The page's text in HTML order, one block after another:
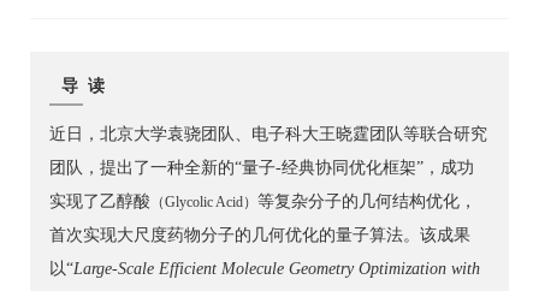
导 读
近日，北京大学袁骁团队、电子科大王晓霆团队等联合研究
团队，提出了一种全新的“量子-经典协同优化框架”，成功
实现了乙醇酸 （Glycolic Acid） 等复杂分子的几何结构优化，
首次实现大尺度药物分子的几何优化的量子算法。该成果
以“Large-Scale Efficient Molecule Geometry Optimization with